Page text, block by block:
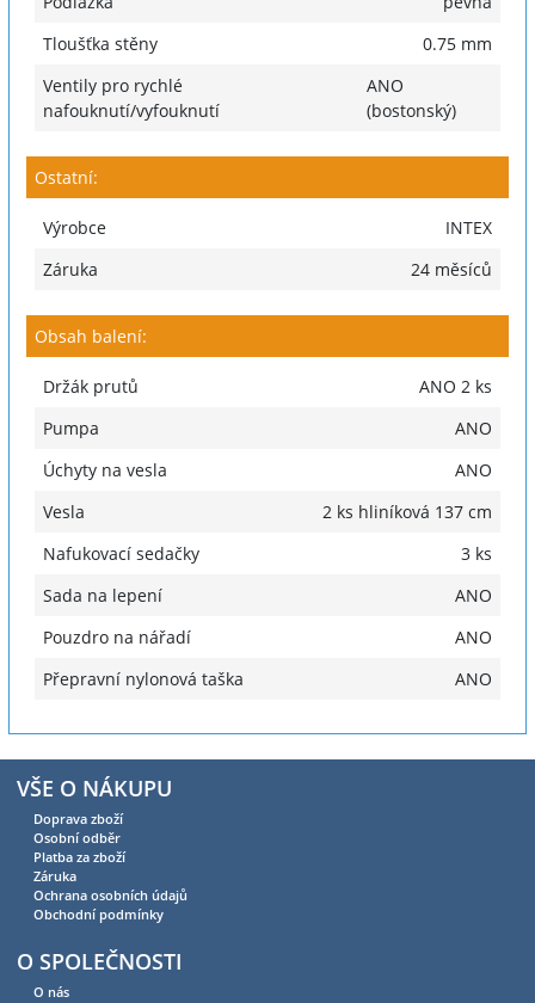
Tloušťka stěny
0.75 mm
Ventily pro rychlé
nafouknutí/vyfouknutí
ANO
(bostonský)
Ostatní:
Výrobce
INTEX
Záruka
24 měsíců
Obsah balení:
Držák prutů
ANO 2 ks
Pumpa
ANO
Úchyty na vesla
ANO
Vesla
2 ks hliníková 137 cm
Nafukovací sedačky
3 ks
Sada na lepení
ANO
Pouzdro na nářadí
ANO
Přepravní nylonová taška
ANO
VŠE O NÁKUPU
Doprava zboží
Osobní odběr
Platba za zboží
Záruka
Ochrana osobních údajů
Obchodní podmínky
O SPOLEČNOSTI
O nás